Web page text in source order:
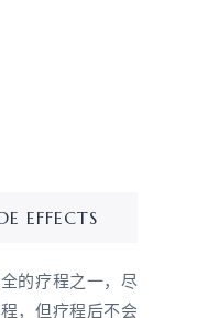
EFFECTS
的疗程之一，尽
，但疗程后不会